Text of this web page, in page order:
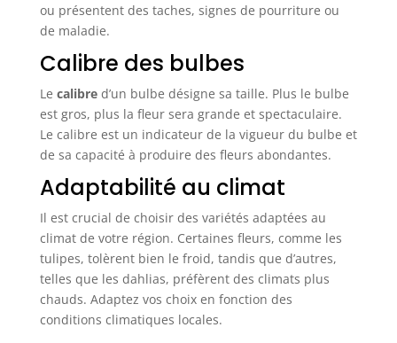
ou présentent des taches, signes de pourriture ou
de maladie.
Calibre des bulbes
Le calibred’un bulbe désigne sa taille. Plus le bulbe
est gros, plus la fleur sera grande et spectaculaire.
Le calibre est un indicateur de la vigueur du bulbe et
de sa capacité à produire des fleurs abondantes.
Adaptabilité au climat
Il est crucial de choisir des variétés adaptées au
climat de votre région. Certaines fleurs, comme les
tulipes, tolèrent bien le froid, tandis que d’autres,
telles que les dahlias, préfèrent des climats plus
chauds. Adaptez vos choix en fonction des
conditions climatiques locales.